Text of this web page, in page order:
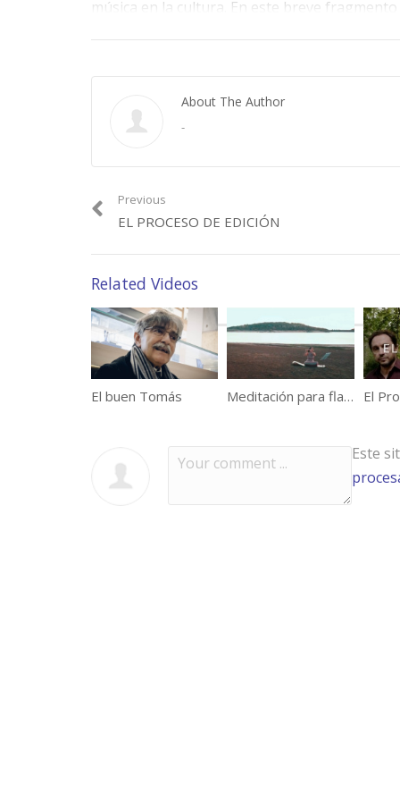
música en la cultura. En este breve
Valentín Ruiz se sueltan la lengua y dicen las
Proyectos
Críticas
About The Author
-
Previous
EL PROCESO DE EDICIÓN
Related Videos
El buen Tomás Meditación para flauta sola El
Este